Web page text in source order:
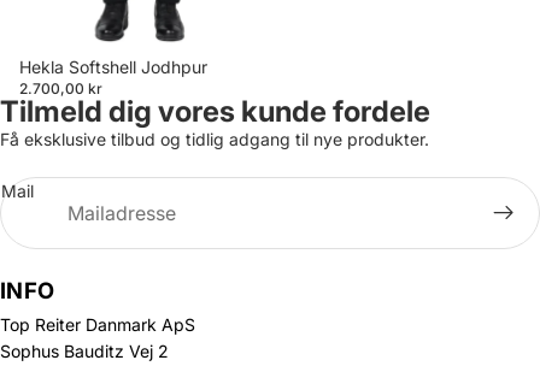
Hekla Softshell Jodhpur
2.700,00 kr
Tilmeld dig vores kunde fordele
Få eksklusive tilbud og tidlig adgang til nye produkter.
Mail
INFO
Top Reiter Danmark ApS
Sophus Bauditz Vej 2